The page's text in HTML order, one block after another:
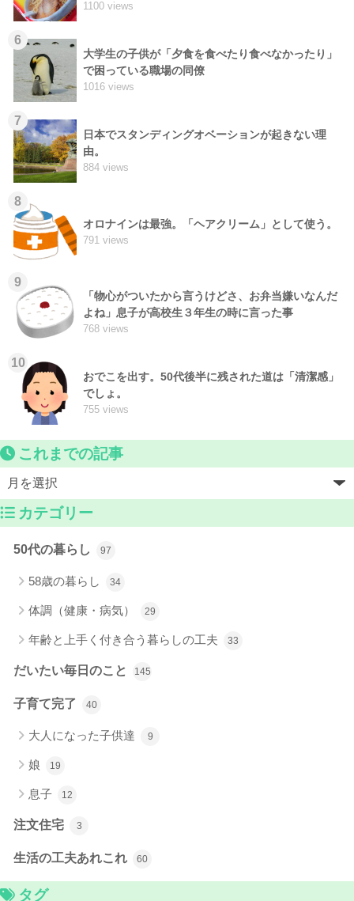
1100 views
6
大学生の子供が「夕食を食べたり食べなかったり」
で困っている職場の同僚
1016 views
7
日本でスタンディングオベーションが起きない理
由。
884 views
8
オロナインは最強。「ヘアクリーム」として使う。
791 views
9
「物心がついたから言うけどさ、お弁当嫌いなんだ
よね」息子が高校生３年生の時に言った事
768 views
10
おでこを出す。50代後半に残された道は「清潔感」
でしょ。
755 views
これまでの記事
カテゴリー
50代の暮らし 97
58歳の暮らし 34
体調（健康・病気） 29
年齢と上手く付き合う暮らしの工夫 33
だいたい毎日のこと 145
子育て完了 40
大人になった子供達 9
娘 19
息子 12
注文住宅 3
生活の工夫あれこれ 60
タグ